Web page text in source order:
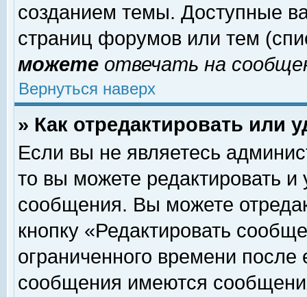
созданием темы. Доступные
страниц форумов или тем
можете отвечать на
Вернуться наверх
» Как отредактировать или
Если вы не являетесь
то вы можете редактировать и
сообщения. Вы можете
кнопку «Редактировать
ограниченного времени
сообщения имеются